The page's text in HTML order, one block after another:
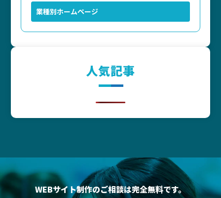
業種別ホームページ
人気記事
WEBサイト制作のご相談は完全無料です。